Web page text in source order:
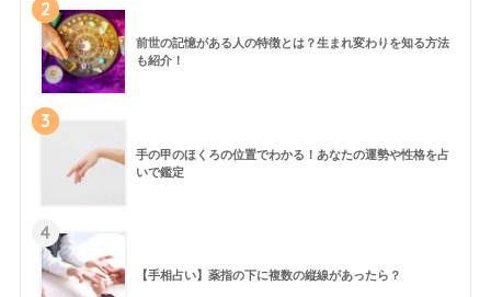
2
前世の記憶がある人の特徴とは？生まれ変わりを知る方法
も紹介！
3
手の甲のほくろの位置でわかる！あなたの運勢や性格を占
いで鑑定
4
【手相占い】薬指の下に複数の縦線があったら？